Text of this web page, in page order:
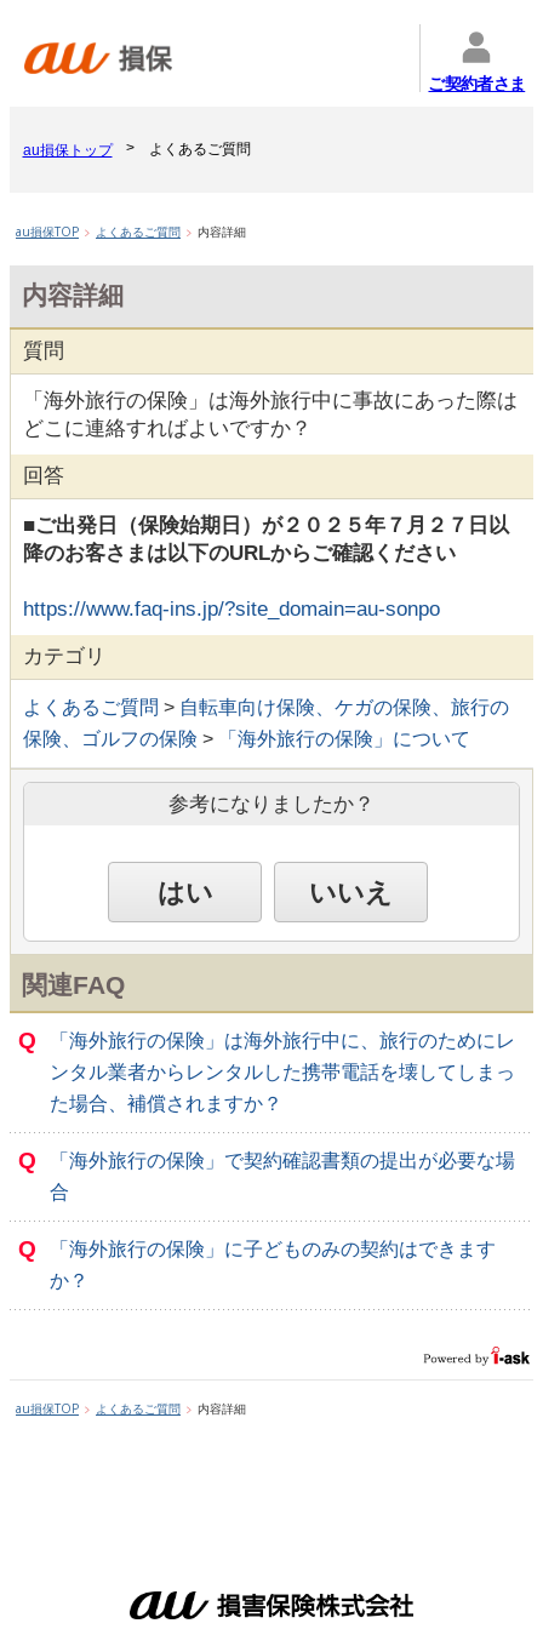
ご契約者さま
au損保トップ よくあるご質問
au損保TOP よくあるご質問 内容詳細
内容詳細
質問
「海外旅行の保険」は海外旅行中に事故にあった際は
どこに連絡すればよいですか？
回答
■ご出発日（保険始期日）が２０２５年７月２７日以
降のお客さまは以下のURLからご確認ください
https://www.faq-ins.jp/?site_domain=au-sonpo
カテゴリ
よくあるご質問 > 自転車向け保険、ケガの保険、旅行の
保険、ゴルフの保険 > 「海外旅行の保険」について
参考になりましたか？
はい いいえ
関連FAQ
Q
「海外旅行の保険」は海外旅行中に、旅行のためにレ
ンタル業者からレンタルした携帯電話を壊してしまっ
た場合、補償されますか？
Q
「海外旅行の保険」で契約確認書類の提出が必要な場
合
Q
「海外旅行の保険」に子どものみの契約はできます
か？
au損保TOP よくあるご質問 内容詳細